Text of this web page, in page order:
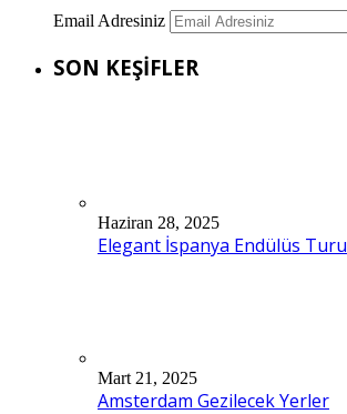
Email Adresiniz
SON KEŞİFLER
Haziran 28, 2025
Elegant İspanya Endülüs Turu
Mart 21, 2025
Amsterdam Gezilecek Yerler